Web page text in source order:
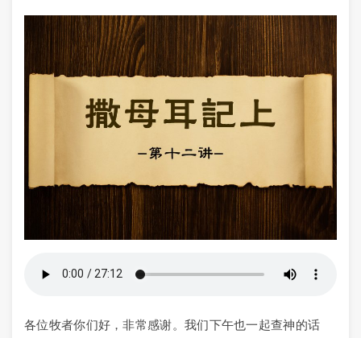
各位牧者你们好，非常感谢。我们下午也一起查神的话